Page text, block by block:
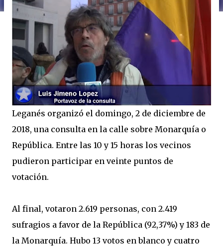
Leganés organizó el domingo, 2 de diciembre de
2018, una consulta en la calle sobre Monarquía o
República. Entre las 10 y 15 horas los vecinos
pudieron participar en veinte puntos de
votación.
Al final, votaron 2.619 personas, con 2.419
sufragios a favor de la República (92,37%) y 183 de
la Monarquía. Hubo 13 votos en blanco y cuatro